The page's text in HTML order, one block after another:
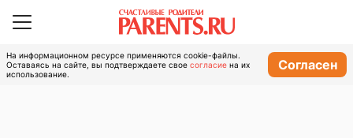
На информационном ресурсе применяются cookie-файлы.
Оставаясь на сайте, вы подтверждаете свое согласие на их
использование.
Согласен